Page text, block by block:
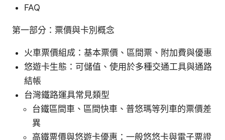
FAQ
第一部分：票價與卡別概念
火車票價組成：基本票價、區間票、附加費與優惠
悠遊卡生態：可儲值、使用於多種交通工具與通路
結帳
台灣鐵路運具常見類型
台鐵區間車、區間快車、普悠瑪等列車的票價差
異
高鐵票價與悠遊卡優惠：一般悠悠卡與電子票證